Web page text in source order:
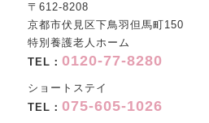
〒612-8208
京都市伏見区下鳥羽但馬町150
特別養護老人ホーム
TEL： 0120-77-8280
ショートステイ
TEL： 075-605-1026